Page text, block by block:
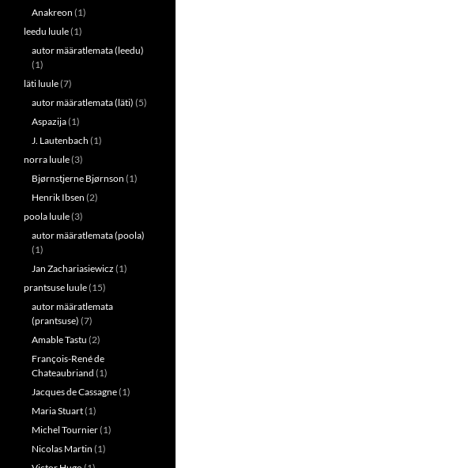
Anakreon (1)
leedu luule(1)
autor määratlemata (leedu)
(1)
läti luule(7)
autor määratlemata (läti) (5)
Aspazija(1)
J. Lautenbach (1)
norra luule(3)
Bjørnstjerne Bjørnson (1)
Henrik Ibsen (2)
poola luule(3)
autor määratlemata (poola)
(1)
Jan Zachariasiewicz (1)
prantsuse luule(15)
autor määratlemata
(prantsuse) (7)
Amable Tastu (2)
François-René de
Chateaubriand (1)
Jacques de Cassagne(1)
Maria Stuart(1)
Michel Tournier(1)
Nicolas Martin (1)